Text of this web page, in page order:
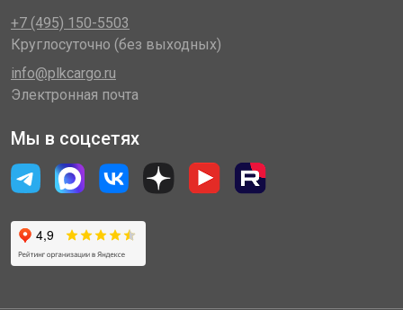
+7 (495) 150-5503
Круглосуточно (без выходных)
info@plkcargo.ru
Электронная почта
Мы в соцсетях